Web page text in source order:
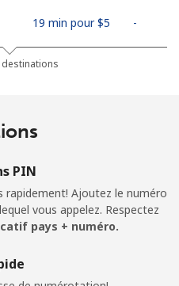
19 min pour ⁦$5⁩ -
10 min pour ⁦$5⁩
PIN
rapidement! Ajoutez le numéro
vous appelez. Respectez
pays + numéro.